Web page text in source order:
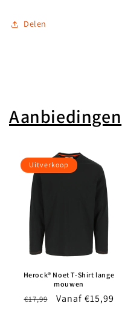
Delen
Aanbiedingen
Uitverkoop
Herock® Noet T-Shirt lange
mouwen
Normale
€17,99 Aanbiedingsprijs
Vanaf €15,99